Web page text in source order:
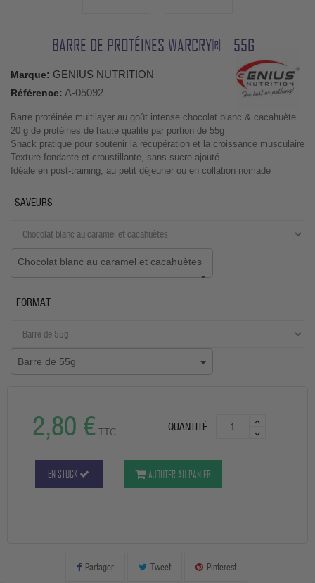
BARRE DE PROTÉINES WARCRY® - 55G -
Marque: GENIUS NUTRITION
Référence: A-05092
Barre protéinée multilayer au goût intense chocolat blanc & cacahuète
20 g de protéines de haute qualité par portion de 55g
Snack pratique pour soutenir la récupération et la croissance musculaire
Texture fondante et croustillante, sans sucre ajouté
Idéale en post-training, au petit déjeuner ou en collation nomade
SAVEURS
Chocolat blanc au caramel et cacahuètes
FORMAT
Barre de 55g
2,80 € TTC QUANTITÉ
EN STOCK AJOUTER AU PANIER
Partager Tweet Pinterest